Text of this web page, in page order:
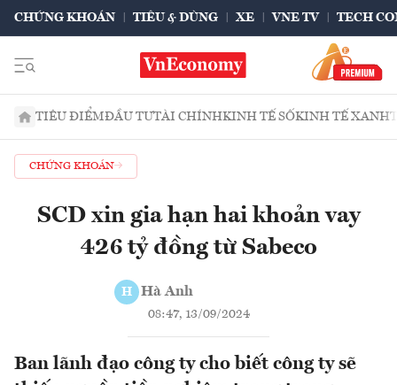
CHỨNG KHOÁN TIÊU & DÙNG XE VNE TV TECH
TIÊU ĐIỂMĐẦU TƯTÀI CHÍNHKINH TẾ SỐKINH TẾ XANH
CHỨNG KHOÁN
SCD xin gia hạn hai khoản vay
426 tỷ đồng từ Sabeco
H Hà Anh
08:47, 13/09/2024
Ban lãnh đạo công ty cho biết công ty sẽ